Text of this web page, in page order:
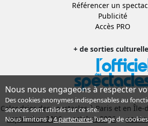
Référencer un
Publicité
Accès PRO
+ de sorties
Calendrier des spectacles à Paris et en Île-
septembre 2026
octobre 2026
Nous nous engageons à respecter
Des cookies anonymes indispensables au
services sont utilisés sur ce site.
Nous limitons à4 partenairesl’usage de